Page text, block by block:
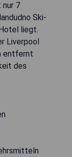
nur 7
Ski-
liegt.
Liverpool
entfernt
des